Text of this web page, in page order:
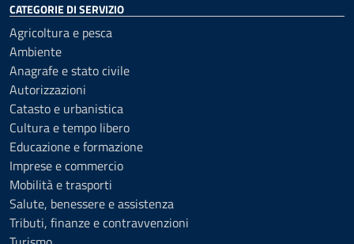
CATEGORIE DI SERVIZIO
Agricoltura e pesca
Ambiente
Anagrafe e stato civile
Autorizzazioni
Catasto e urbanistica
Cultura e tempo libero
Educazione e formazione
Imprese e commercio
Mobilità e trasporti
Salute, benessere e assistenza
Tributi, finanze e contravvenzioni